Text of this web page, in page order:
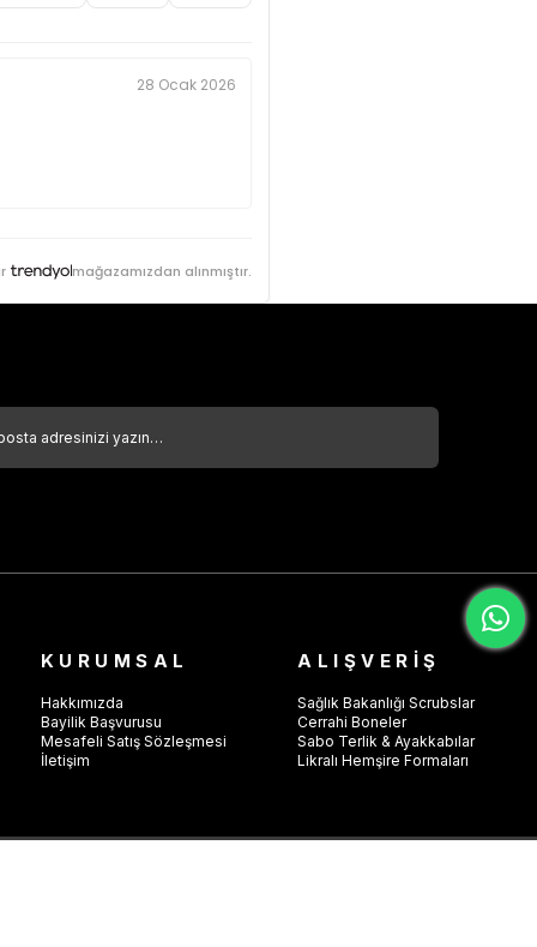
28 Ocak 2026
mağazamızdan alınmıştır.
KURUMSAL
Hakkımızda
Bayilik Başvurusu
Mesafeli Satış Sözleşmesi
İletişim
ALIŞVERİŞ
Sağlık Bakanlığı Scrubslar
Cerrahi Boneler
Sabo Terlik & Ayakkabılar
Likralı Hemşire Formaları